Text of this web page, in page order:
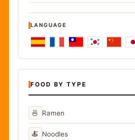
LANGUAGE
FOOD BY TYPE
🍜 Ramen
🍝 Noodles